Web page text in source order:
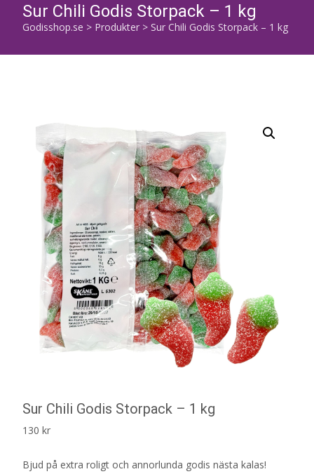
Sur Chili Godis Storpack – 1 kg
Godisshop.se > Produkter > Sur Chili Godis Storpack – 1 kg
Sur Chili Godis Storpack – 1 kg
130 kr
Bjud på extra roligt och annorlunda godis nästa kalas!